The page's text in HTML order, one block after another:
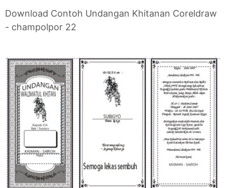
Download Contoh Undangan Khitanan Coreldraw
- champolpor 22